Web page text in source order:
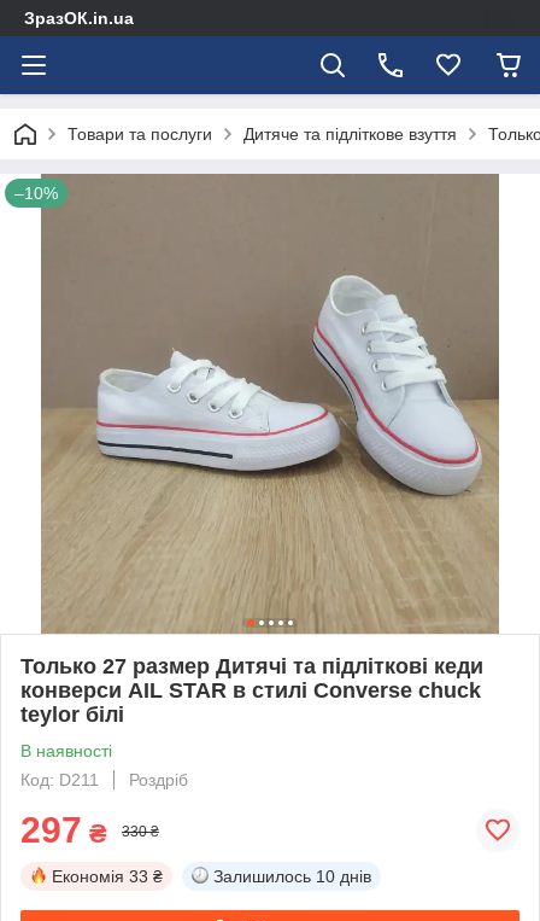
ЗразОК.in.ua
Товари та послуги Дитяче та підліткове взуття
–10%
Только 27 размер Дитячі та підліткові кеди
конверси AIL STAR в стилі Converse chuck
teylor білі
В наявності
Код: D211
Роздріб
297 ₴ 330 ₴
Економія 33 ₴ Залишилось 10 днів